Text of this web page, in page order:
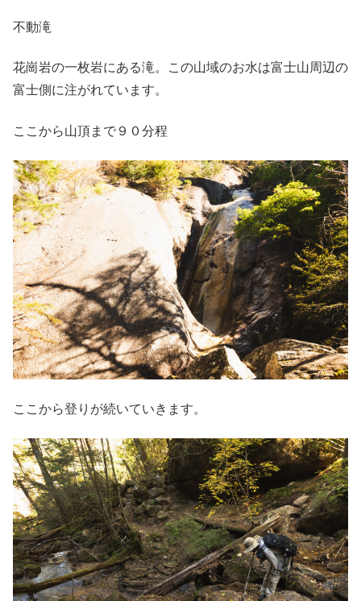
不動滝
花崗岩の一枚岩にある滝。この山域のお水は富士山周辺の
富士側に注がれています。
ここから山頂まで９０分程
ここから登りが続いていきます。